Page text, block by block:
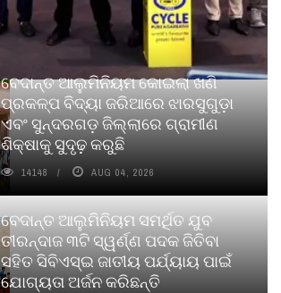
ବେଦାନ୍ତ ଆଲୁମିନିୟମ କୋଇଲା ଖଣି
ପ୍ରକଳ୍ପ ବିଦ୍ୟା ଜରିଆରେ ଝାରସୁଗୁଡ଼ା
ଏବଂ ସୁନ୍ଦରଗଡ଼ ଜିଲ୍ଲାରେ ଗ୍ରାମୀଣ
ଶିକ୍ଷାକୁ ସୁଦୃଢ଼ କରୁଛି
14148 AUG 04, 2026
ବେଦାନ୍ତ ଆଲୁମିନିୟମ ସମର୍ଥିତ ଯୁବ
ତୀରନ୍ଦାଜ ୩ଟି ସ୍ୱର୍ଣ୍ଣ ପଦକ ଜିତିବା
ସହିତ ସିବିଏସ୍ଇ ଜାତୀୟ ପର୍ଯ୍ୟାୟ ପାଇଁ
ଯୋଗ୍ୟତା ଅର୍ଜନ କରିଛନ୍ତି